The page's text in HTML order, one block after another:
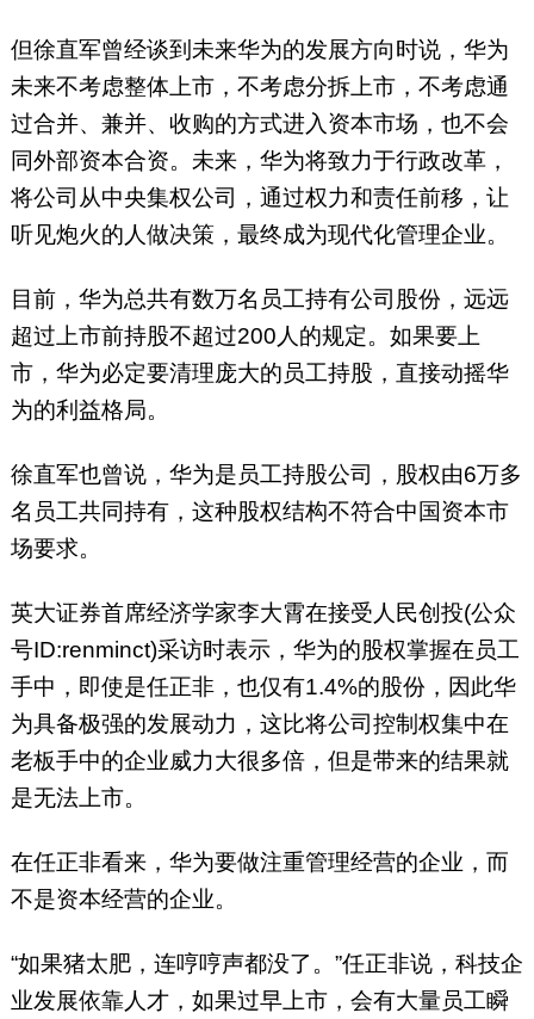
但徐直军曾经谈到未来华为的发展方向时说，华为
未来不考虑整体上市，不考虑分拆上市，不考虑通
过合并、兼并、收购的方式进入资本市场，也不会
同外部资本合资。未来，华为将致力于行政改革，
将公司从中央集权公司，通过权力和责任前移，让
听见炮火的人做决策，最终成为现代化管理企业。
目前，华为总共有数万名员工持有公司股份，远远
超过上市前持股不超过200人的规定。如果要上
市，华为必定要清理庞大的员工持股，直接动摇华
为的利益格局。
徐直军也曾说，华为是员工持股公司，股权由6万多
名员工共同持有，这种股权结构不符合中国资本市
场要求。
英大证券首席经济学家李大霄在接受人民创投(公众
号ID:renminct)采访时表示，华为的股权掌握在员工
手中，即使是任正非，也仅有1.4%的股份，因此华
为具备极强的发展动力，这比将公司控制权集中在
老板手中的企业威力大很多倍，但是带来的结果就
是无法上市。
在任正非看来，华为要做注重管理经营的企业，而
不是资本经营的企业。
“如果猪太肥，连哼哼声都没了。”任正非说，科技企
业发展依靠人才，如果过早上市，会有大量员工瞬